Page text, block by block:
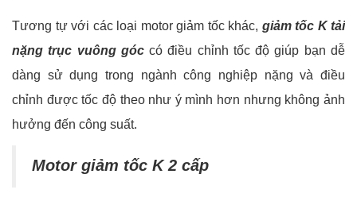
Tương tự với các loại motor giảm tốc khác, giảm tốc K tải
nặng trục vuông góccó điều chỉnh tốc độ giúp bạn dễ
dàng sử dụng trong ngành công nghiệp nặng và điều
chỉnh được tốc độ theo như ý mình hơn nhưng không ảnh
hưởng đến công suất.
Motor giảm tốc K 2 cấp